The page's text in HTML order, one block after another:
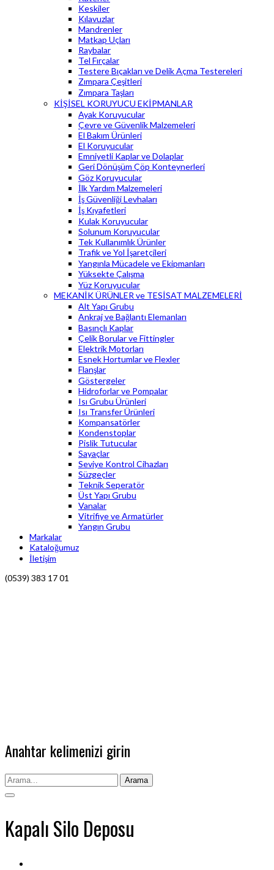
Keskiler
Kılavuzlar
Mandrenler
Matkap Uçları
Raybalar
Tel Fırçalar
Testere Bıçakları ve Delik Açma Testereleri
Zımpara Çeşitleri
Zımpara Taşları
KİŞİSEL KORUYUCU EKİPMANLAR
Ayak Koruyucular
Çevre ve Güvenlik Malzemeleri
El Bakım Ürünleri
El Koruyucular
Emniyetli Kaplar ve Dolaplar
Geri Dönüşüm Çöp Konteynerleri
Göz Koruyucular
İlk Yardım Malzemeleri
İş Güvenliği Levhaları
İş Kıyafetleri
Kulak Koruyucular
Solunum Koruyucular
Tek Kullanımlık Ürünler
Trafik ve Yol İşaretçileri
Yangınla Mücadele ve Ekipmanları
Yüksekte Çalışma
Yüz Koruyucular
MEKANİK ÜRÜNLER ve TESİSAT MALZEMELERİ
Alt Yapı Grubu
Ankraj ve Bağlantı Elemanları
Basınçlı Kaplar
Çelik Borular ve Fittingler
Elektrik Motorları
Esnek Hortumlar ve Flexler
Flanşlar
Göstergeler
Hidroforlar ve Pompalar
Isı Grubu Ürünleri
Isı Transfer Ürünleri
Kompansatörler
Kondenstoplar
Pislik Tutucular
Sayaçlar
Seviye Kontrol Cihazları
Süzgeçler
Teknik Seperatör
Üst Yapı Grubu
Vanalar
Vitrifiye ve Armatürler
Yangın Grubu
Markalar
Kataloğumuz
İletişim
(0539) 383 17 01
Anahtar kelimenizi girin
Arama
Kapalı Silo Deposu